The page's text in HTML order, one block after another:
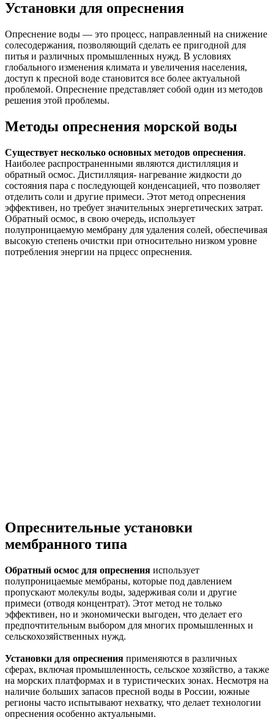
Установки для опреснения
Опреснение воды — это процесс, направленный на снижение
солесодержания, позволяющий сделать ее пригодной для
питья и различных промышленных нужд. В условиях
глобального изменения климата и увеличения населения,
доступ к пресной воде становится все более актуальной
проблемой. Опреснение представляет собой один из методов
решения этой проблемы.
Методы опреснения морской воды
Существует несколько основных методов опреснения.
Наиболее распространенными являются дистилляция и
обратный осмос. Дистилляция- нагревание жидкости до
состояния пара с последующей конденсацией, что позволяет
отделить соли и другие примеси. Этот метод опреснения
эффективен, но требует значительных энергетических затрат.
Обратный осмос, в свою очередь, использует
полупроницаемую мембрану для удаления солей, обеспечивая
высокую степень очистки при относительно низком уровне
потребления энергии на прцесс опреснения.
Опреснительные установки
мембранного типа
Обратный осмос для опреснения использует
полупроницаемые мембраны, которые под давлением
пропускают молекулы воды, задерживая соли и другие
примеси (отводя концентрат). Этот метод не только
эффективен, но и экономически выгоден, что делает его
предпочтительным выбором для многих промышленных и
сельскохозяйственных нужд.
Установки для опреснения применяются в различных
сферах, включая промышленность, сельское хозяйство, а также
на морских платформах и в туристических зонах. Несмотря на
наличие больших запасов пресной воды в России, южные
регионы часто испытывают нехватку, что делает технологии
опреснения особенно актуальными.